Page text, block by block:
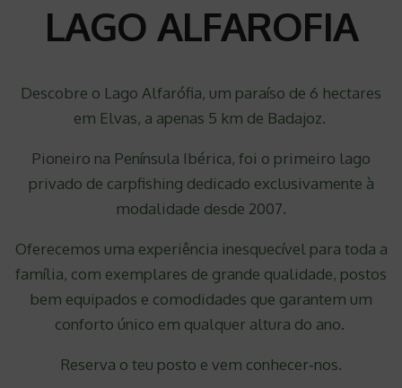
LAGO ALFAROFIA
Descobre o Lago Alfarófia, um paraíso de 6 hectares
em Elvas, a apenas 5 km de Badajoz.
Pioneiro na Península Ibérica, foi o primeiro lago
privado de carpfishing dedicado exclusivamente à
modalidade desde 2007.
Oferecemos uma experiência inesquecível para toda a
família, com exemplares de grande qualidade, postos
bem equipados e comodidades que garantem um
conforto único em qualquer altura do ano.
Reserva o teu posto e vem conhecer‑nos.